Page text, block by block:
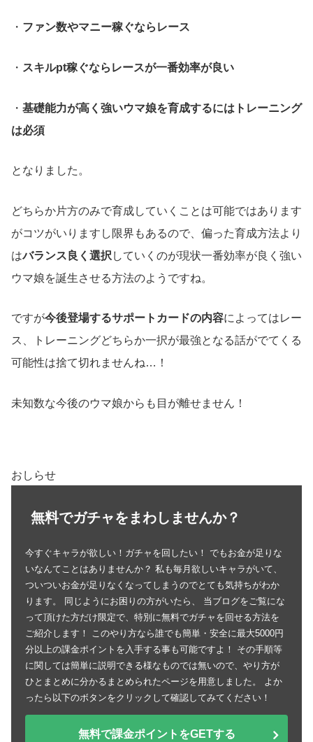
・ ファン数やマニー稼ぐならレース
・ スキルpt稼ぐならレースが一番効率が良い
・ 基礎能力が高く強いウマ娘を育成するにはトレーニング
は必須
となりました。
どちらか片方のみで育成していくことは可能ではあります
がコツがいりますし限界もあるので、偏った育成方法より
はバランス良く選択 していくのが現状一番効率が良く強い
ウマ娘を誕生させる方法のようですね。
ですが今後登場するサポートカードの内容によってはレー
ス、トレーニングどちらか一択が最強となる話がでてくる
可能性は捨て切れませんね…！
未知数な今後のウマ娘からも目が離せません！
おしらせ
無料でガチャをまわしませんか？
今すぐキャラが欲しい！ガチャを回したい！ でもお金が足りな
いなんてことはありませんか？ 私も毎月欲しいキャラがいて、
ついついお金が足りなくなってしまうのでとても気持ちがわか
ります。 同じようにお困りの方がいたら、 当ブログをご覧にな
って頂けた方だけ限定で、特別に無料でガチャを回せる方法を
ご紹介します！ このやり方なら誰でも簡単・安全に最大5000円
分以上の課金ポイントを入手する事も可能ですよ！ その手順等
に関しては簡単に説明できる様なものでは無いので、やり方が
ひとまとめに分かるまとめられたページを用意しました。 よか
ったら以下のボタンをクリックして確認してみてください！
無料で課金ポイントをGETする